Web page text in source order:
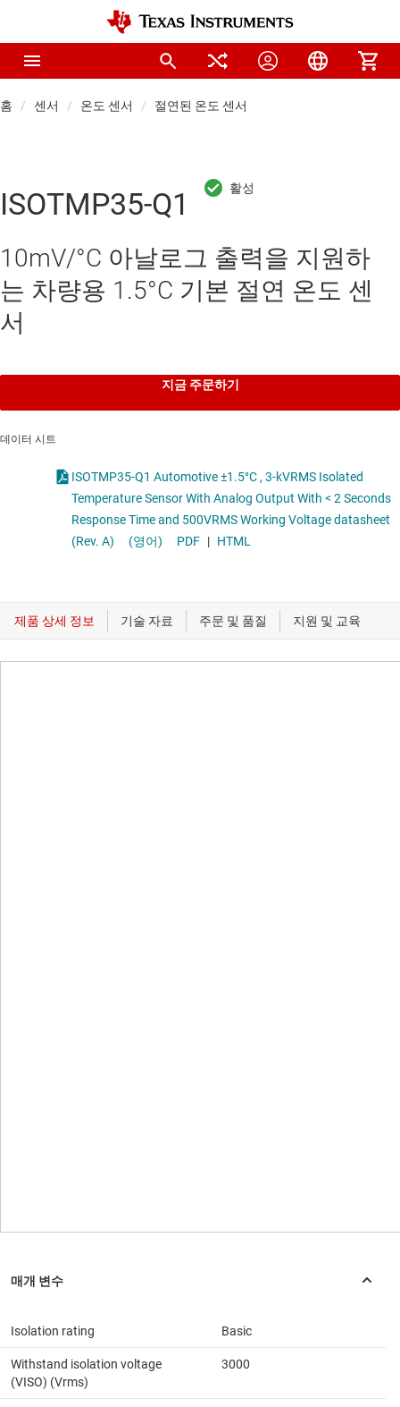
홈 센서 온도 센서 절연된 온도 센서
ISOTMP35-Q1
10mV/°C 아날로그 출력을 지원하
는 차량용 1.5°C 기본 절연 온도 센
서
지금 주문하기
데이터 시트
ISOTMP35-Q1 Automotive ±1.5°C , 3-kVRMS Isolated
Temperature Sensor With Analog Output With < 2 Seconds
Response Time and 500VRMS Working Voltage datasheet
(Rev. A)
(영어) PDF | HTML
Isolation rating Basic
Withstand isolation voltage
(VISO) (Vrms)
3000